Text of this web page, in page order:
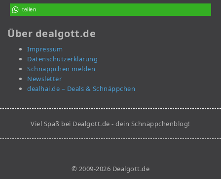
teilen
Über dealgott.de
Impressum
Datenschutzerklärung
Schnäppchen melden
Newsletter
dealhai.de – Deals & Schnäppchen
Viel Spaß bei Dealgott.de - dein Schnäppchenblog!
© 2009-2026 Dealgott.de